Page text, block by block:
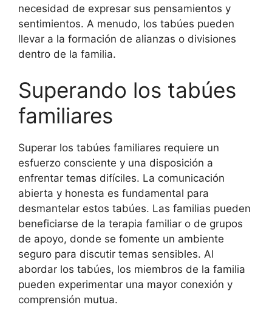
necesidad de expresar sus pensamientos y
sentimientos. A menudo, los tabúes pueden
llevar a la formación de alianzas o divisiones
dentro de la familia.
Superando los tabúes
familiares
Superar los tabúes familiares requiere un
esfuerzo consciente y una disposición a
enfrentar temas difíciles. La comunicación
abierta y honesta es fundamental para
desmantelar estos tabúes. Las familias pueden
beneficiarse de la terapia familiar o de grupos
de apoyo, donde se fomente un ambiente
seguro para discutir temas sensibles. Al
abordar los tabúes, los miembros de la familia
pueden experimentar una mayor conexión y
comprensión mutua.